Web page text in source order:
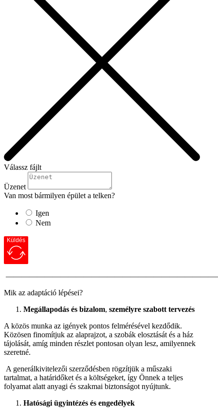
Válassz fájlt
Üzenet
Van most bármilyen épület a telken?
Igen
Nem
Küldés
Mik az adaptáció lépései?
Megállapodás és bizalom, személyre szabott tervezés
A közös munka az igények pontos felmérésével kezdődik.
Közösen finomítjuk az alaprajzot, a szobák elosztását és a ház
tájolását, amíg minden részlet pontosan olyan lesz, amilyennek
szeretné.
A generálkivitelezői szerződésben rögzítjük a műszaki
tartalmat, a határidőket és a költségeket, így Önnek a teljes
folyamat alatt anyagi és szakmai biztonságot nyújtunk.
Hatósági ügyintézés és engedélyek